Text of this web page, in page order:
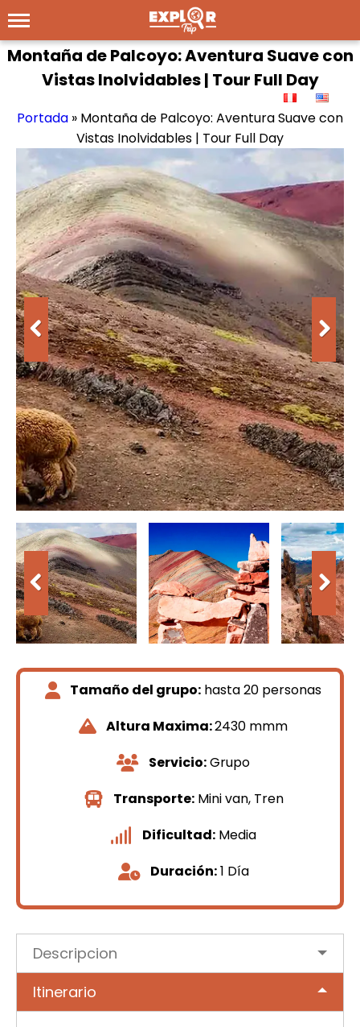
Montaña de Palcoyo: Aventura Suave con
Vistas Inolvidables | Tour Full Day
Portada » Montaña de Palcoyo: Aventura Suave con
Vistas Inolvidables | Tour Full Day
Tamaño del grupo: hasta 20 personas
Altura Maxima:2430 mmm
Servicio:Grupo
Transporte:Mini van, Tren
Dificultad: Media
Duración:1 Día
Descripcion
Itinerario